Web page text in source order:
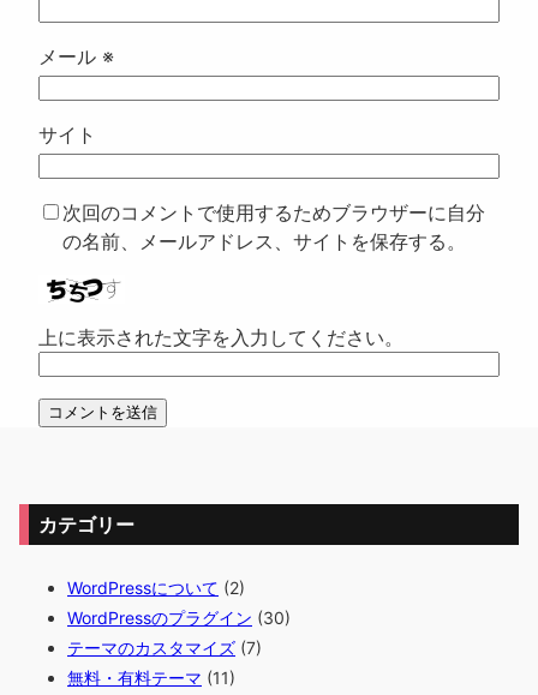
メール ※
サイト
次回のコメントで使用するためブラウザーに自分
の名前、メールアドレス、サイトを保存する。
上に表示された文字を入力してください。
カテゴリー
WordPressについて (2)
WordPressのプラグイン (30)
テーマのカスタマイズ (7)
無料・有料テーマ (11)